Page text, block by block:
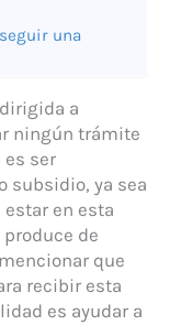
una
a
ningún trámite
es ser
subsidio, ya sea
en esta
de
que
recibir esta
es ayudar a